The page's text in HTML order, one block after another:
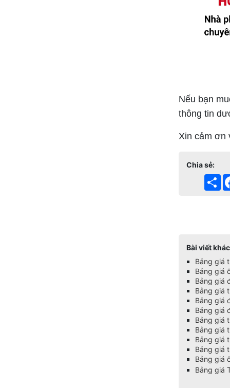
Nếu bạn
thông tin
Xin cảm ơn
Chia sẻ:
Bài viết
Bảng giá
Bảng giá
Bảng giá
Bảng giá
Bảng giá
Bảng giá
Bảng giá
Bảng giá
Bảng giá
Bảng giá
Bảng giá
Bảng giá